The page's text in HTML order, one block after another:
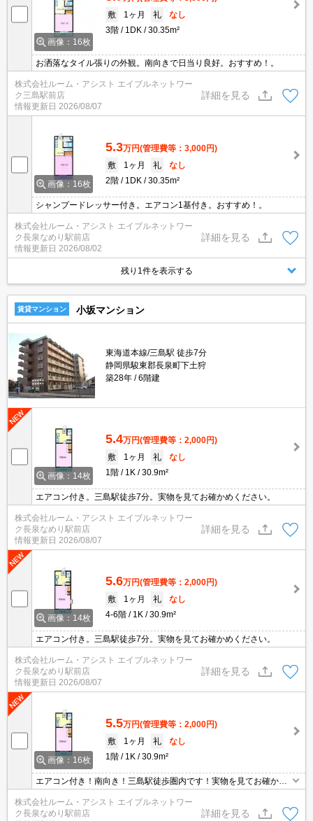
画像：16枚
敷
1ヶ月 礼
なし
3階
1DK 30.35m²
お洒落なタイル張りの外観。南向きで日当り良好。おすすめ！。
株式会社ルーム・アシスト エイブルネットワー
ク三島駅前店
情報更新日 2026/08/07
詳細を見る
画像：16枚
5.3万円(管理費等：3,000円)
敷
1ヶ月 礼
なし
2階
1DK 30.35m²
シャンプードレッサー付き。エアコン1基付き。おすすめ！。
株式会社ルーム・アシスト エイブルネットワー
ク長泉なめり駅前店
情報更新日 2026/08/02
詳細を見る
残り1件を表示する
賃貸マンション 小坂マンション
東海道本線/三島駅 徒歩7分
静岡県駿東郡長泉町下土狩
築28年
6階建
画像：14枚
5.4万円(管理費等：2,000円)
敷
1ヶ月 礼
なし
1階
1K 30.9m²
エアコン付き。三島駅徒歩7分。実物を見てお確かめください。
株式会社ルーム・アシスト エイブルネットワー
ク長泉なめり駅前店
情報更新日 2026/08/07
詳細を見る
画像：14枚
5.6万円(管理費等：2,000円)
敷
1ヶ月 礼
なし
4-6階
1K 30.9m²
エアコン付き。三島駅徒歩7分。実物を見てお確かめください。
株式会社ルーム・アシスト エイブルネットワー
ク長泉なめり駅前店
情報更新日 2026/08/07
詳細を見る
画像：16枚
5.5万円(管理費等：2,000円)
敷
1ヶ月 礼
なし
1階
1K 30.9m²
エアコン付き！南向き！三島駅徒歩圏内です！実物を見てお確かめ
ください。
株式会社ルーム・アシスト エイブルネットワー
ク長泉なめり駅前店
詳細を見る